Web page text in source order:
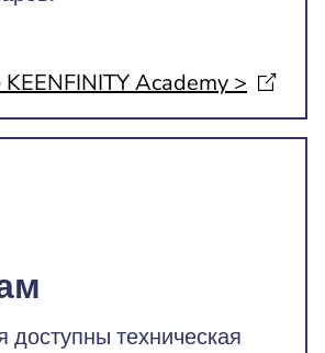
Academy >
доступны техническая